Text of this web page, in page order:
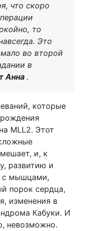
что скоро
то
Это
во второй
в
Анна .
которые
MLL2. Этот
и, к
развитию и
с мышцами,
порок сердца,
изменения в
Кабуки. И
невозможно.